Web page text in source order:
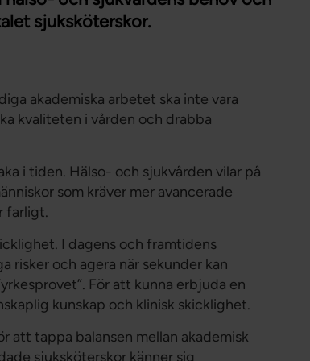
sjuksköterskor.
akademiska arbetet ska inte vara
kvaliteten i vården och drabba
i tiden. Hälso- och sjukvården vilar på
som kräver mer avancerade
farligt.
I dagens och framtidens
risker och agera när sekunder kan
För att kunna erbjuda en
kunskap och klinisk skicklighet.
att tappa balansen mellan akademisk
sjuksköterskor känner sig